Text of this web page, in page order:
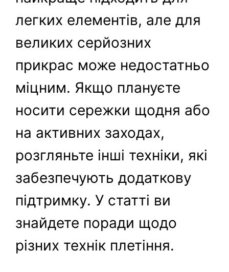
легких елементів, але для
великих серйозних
прикрас може недостатньо
міцним. Якщо плануєте
носити сережки щодня або
на активних заходах,
розгляньте інші техніки, які
забезпечують додаткову
підтримку. У статті ви
знайдете поради щодо
різних технік плетіння.